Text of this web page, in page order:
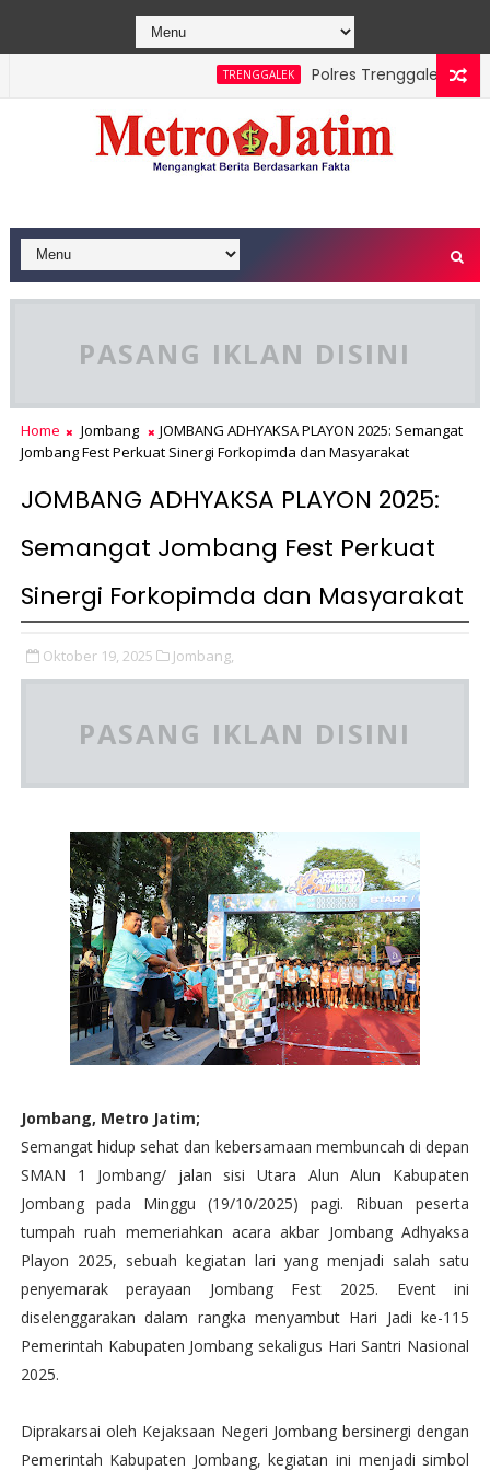
TRENGGALEK
Polres Trenggalek
Berhasil Dipadamkan, Masyarakat Diimbau Hentikan Praktik
PASANG IKLAN DISINI
Home Jombang
JOMBANG ADHYAKSA PLAYON 2025: Semangat
Jombang Fest Perkuat Sinergi Forkopimda dan Masyarakat
JOMBANG ADHYAKSA PLAYON 2025:
Semangat Jombang Fest Perkuat
Sinergi Forkopimda dan Masyarakat
Oktober 19, 2025 Jombang,
PASANG IKLAN DISINI
Jombang, Metro Jatim;
Semangat hidup sehat dan kebersamaan membuncah di depan
SMAN 1 Jombang/ jalan sisi Utara Alun Alun Kabupaten
Jombang pada Minggu (19/10/2025) pagi. Ribuan peserta
tumpah ruah memeriahkan acara akbar Jombang Adhyaksa
Playon 2025, sebuah kegiatan lari yang menjadi salah satu
penyemarak perayaan Jombang Fest 2025. Event ini
diselenggarakan dalam rangka menyambut Hari Jadi ke-115
Pemerintah Kabupaten Jombang sekaligus Hari Santri Nasional
2025.
Diprakarsai oleh Kejaksaan Negeri Jombang bersinergi dengan
Pemerintah Kabupaten Jombang, kegiatan ini menjadi simbol